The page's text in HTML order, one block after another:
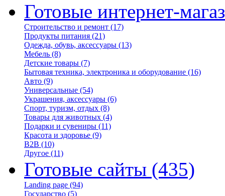
Готовые интернет-
Строительство и ремонт (17)
Продукты питания (21)
Одежда, обувь, аксессуары (13)
Мебель (8)
Детские товары (7)
Бытовая техника, электроника и оборудование (16)
Авто (9)
Универсальные (54)
Украшения, аксессуары (6)
Спорт, туризм, отдых (8)
Товары для животных (4)
Подарки и сувениры (11)
Красота и здоровье (9)
B2B (10)
Другое (11)
Готовые сайты (435)
Landing page (94)
Государство (5)